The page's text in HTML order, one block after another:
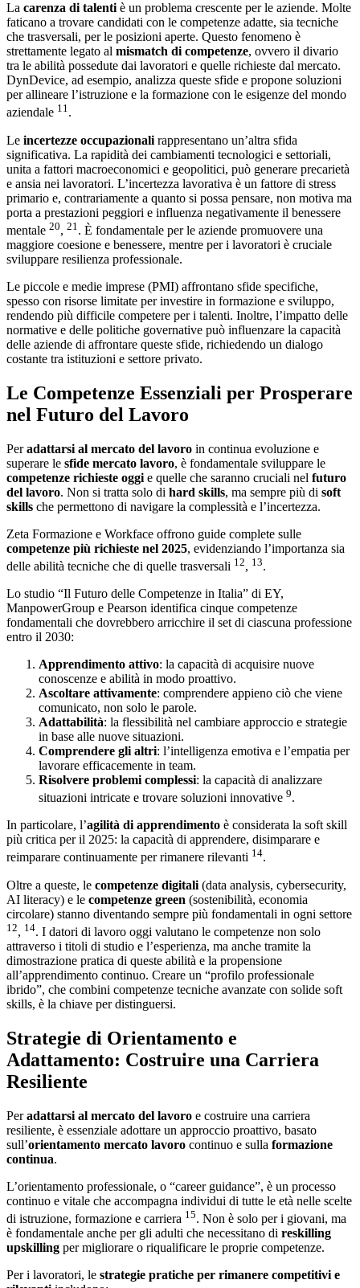
La carenza di talenti è un problema crescente per le aziende. Molte
faticano a trovare candidati con le competenze adatte, sia tecniche
che trasversali, per le posizioni aperte. Questo fenomeno è
strettamente legato al mismatch di competenze, ovvero il divario
tra le abilità possedute dai lavoratori e quelle richieste dal mercato.
DynDevice, ad esempio, analizza queste sfide e propone soluzioni
per allineare l’istruzione e la formazione con le esigenze del mondo
aziendale 11.
Le incertezze occupazionali rappresentano un’altra sfida
significativa. La rapidità dei cambiamenti tecnologici e settoriali,
unita a fattori macroeconomici e geopolitici, può generare precarietà
e ansia nei lavoratori. L’incertezza lavorativa è un fattore di stress
primario e, contrariamente a quanto si possa pensare, non motiva ma
porta a prestazioni peggiori e influenza negativamente il benessere
mentale 20, 21 . È fondamentale per le aziende promuovere una
maggiore coesione e benessere, mentre per i lavoratori è cruciale
sviluppare resilienza professionale.
Le piccole e medie imprese (PMI) affrontano sfide specifiche,
spesso con risorse limitate per investire in formazione e sviluppo,
rendendo più difficile competere per i talenti. Inoltre, l’impatto delle
normative e delle politiche governative può influenzare la capacità
delle aziende di affrontare queste sfide, richiedendo un dialogo
costante tra istituzioni e settore privato.
Le Competenze Essenziali per Prosperare
nel Futuro del Lavoro
Peradattarsi al mercato del lavoro in continua evoluzione e
superare le sfide mercato lavoro, è fondamentale sviluppare le
competenze richieste oggi e quelle che saranno cruciali nel futuro
del lavoro. Non si tratta solo di hard skills, ma sempre più di soft
skills che permettono di navigare la complessità e l’incertezza.
Zeta Formazione e Workface offrono guide complete sulle
competenze più richieste nel 2025, evidenziando l’importanza sia
delle abilità tecniche che di quelle trasversali 12, 13.
Lo studio “Il Futuro delle Competenze in Italia” di EY,
ManpowerGroup e Pearson identifica cinque competenze
fondamentali che dovrebbero arricchire il set di ciascuna professione
entro il 2030:
Apprendimento attivo: la capacità di acquisire nuove
conoscenze e abilità in modo proattivo.
Ascoltare attivamente: comprendere appieno ciò che viene
comunicato, non solo le parole.
Adattabilità: la flessibilità nel cambiare approccio e strategie
in base alle nuove situazioni.
Comprendere gli altri: l’intelligenza emotiva e l’empatia per
lavorare efficacemente in team.
Risolvere problemi complessi: la capacità di analizzare
situazioni intricate e trovare soluzioni innovative 9.
In particolare, l’agilità di apprendimento è considerata la soft skill
più critica per il 2025: la capacità di apprendere, disimparare e
reimparare continuamente per rimanere rilevanti 14.
Oltre a queste, le competenze digitali (data analysis, cybersecurity,
AI literacy) e le competenze green (sostenibilità, economia
circolare) stanno diventando sempre più fondamentali in ogni settore
12, 14. I datori di lavoro oggi valutano le competenze non solo
attraverso i titoli di studio e l’esperienza, ma anche tramite la
dimostrazione pratica di queste abilità e la propensione
all’apprendimento continuo. Creare un “profilo professionale
ibrido”, che combini competenze tecniche avanzate con solide soft
skills, è la chiave per distinguersi.
Strategie di Orientamento e
Adattamento: Costruire una Carriera
Resiliente
Peradattarsi al mercato del lavoro e costruire una carriera
resiliente, è essenziale adottare un approccio proattivo, basato
sull’orientamento mercato lavoro continuo e sulla formazione
continua.
L’orientamento professionale, o “career guidance”, è un processo
continuo e vitale che accompagna individui di tutte le età nelle scelte
di istruzione, formazione e carriera 15. Non è solo per i giovani, ma
è fondamentale anche per gli adulti che necessitano di reskilling
upskilling per migliorare o riqualificare le proprie competenze.
Per i lavoratori, le strategie pratiche per rimanere competitivi e